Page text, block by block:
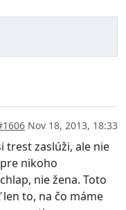
Nov 18, 2013, 18:33
trest zaslúži, ale nie
nikoho
nie žena. Toto
to, na čo máme